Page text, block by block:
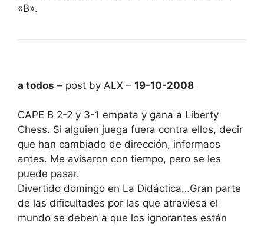
«B».
a todos – post by ALX – 19-10-2008
CAPE B 2-2 y 3-1 empata y gana a Liberty
Chess. Si alguien juega fuera contra ellos, decir
que han cambiado de dirección, informaos
antes. Me avisaron con tiempo, pero se les
puede pasar.
Divertido domingo en La Didáctica…Gran parte
de las dificultades por las que atraviesa el
mundo se deben a que los ignorantes están